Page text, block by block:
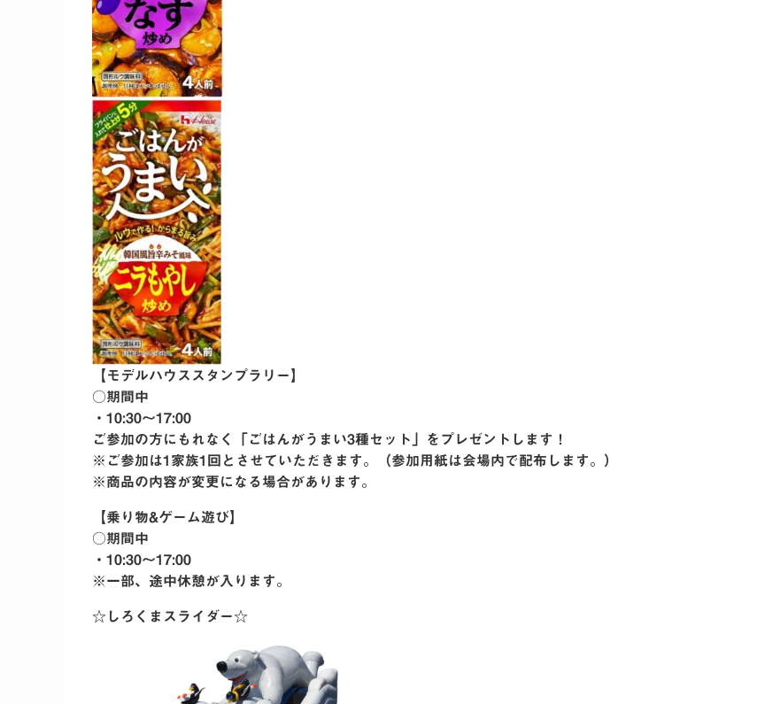
【モデルハウススタンプラリー】
○期間中
・10:30〜17:00
ご参加の方にもれなく「ごはんがうまい3種セット」をプレゼントします！
※ご参加は1家族1回とさせていただきます。（参加用紙は会場内で配布します。）
※商品の内容が変更になる場合があります。
【乗り物&ゲーム遊び】
○期間中
・10:30〜17:00
※一部、途中休憩が入ります。
☆しろくまスライダー☆